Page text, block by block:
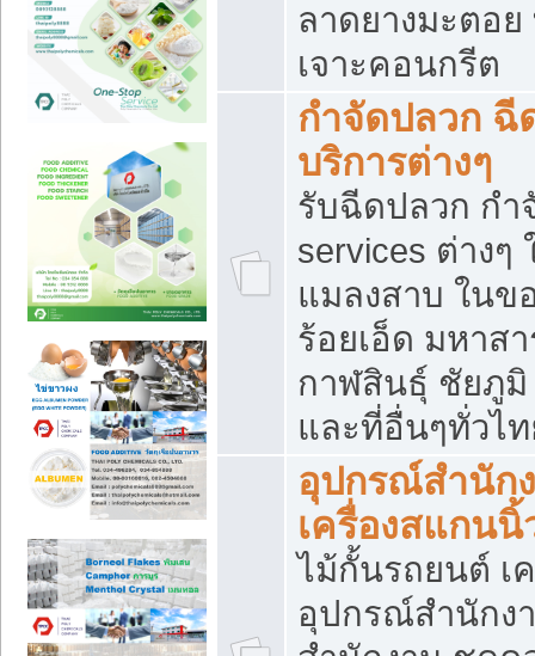
ลาดยางมะตอ
เจาะคอนกรีต
กำจัดปลวก ฉี
บริการต่างๆ
รับฉีดปลวก กำ
services ต่าง
แมลงสาบ ใน
ร้อยเอ็ด มหาส
กาฬสินธุ์ ชัยภู
และที่อื่นๆทั่วไ
อุปกรณ์สำนัก
เครื่องสแกนนิ้
ไม้กั้นรถยนต์ เ
อุปกรณ์สำนักง